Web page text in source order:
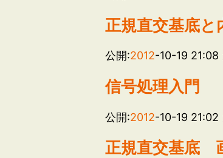
正規直交基底と
公開:2012-10-19 21:08
信号処理入門
公開:2012-10-19 21:02
正規直交基底